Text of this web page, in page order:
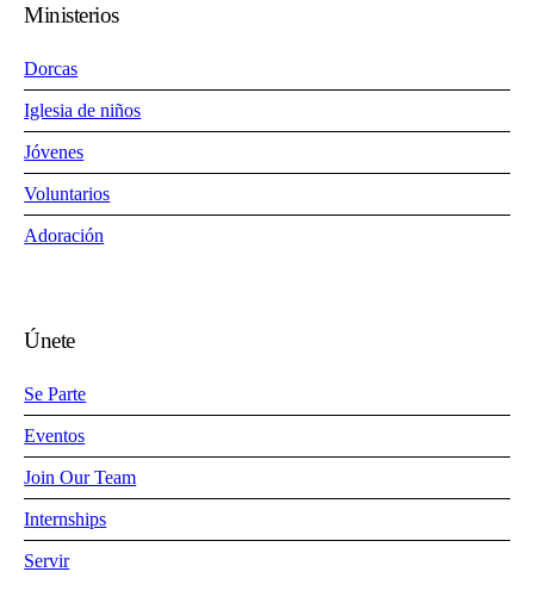
Ministerios
Dorcas
Iglesia de niños
Jóvenes
Voluntarios
Adoración
Únete
Se Parte
Eventos
Join Our Team
Internships
Servir